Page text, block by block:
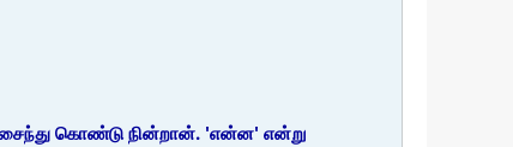
கொண்டு நின்றான். 'என்ன' என்று